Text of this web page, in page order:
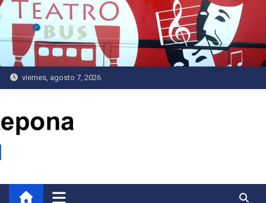
Saltar
al
contenido
viernes, agosto 7, 2026